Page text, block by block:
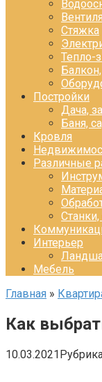
Стяжка
Тепло-
Постройки
Дача,
Баня,
Кровля
Различные
Интерьер
Мебель
Главная »
Как
10.03.2021